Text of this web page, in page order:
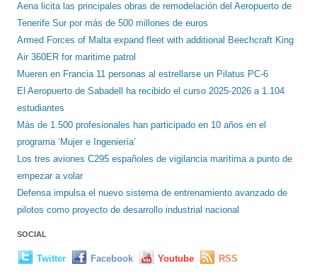
Aena licita las principales obras de remodelación del Aeropuerto de
Tenerife Sur por más de 500 millones de euros
Armed Forces of Malta expand fleet with additional Beechcraft King
Air 360ER for maritime patrol
Mueren en Francia 11 personas al estrellarse un Pilatus PC-6
El Aeropuerto de Sabadell ha recibido el curso 2025-2026 a 1.104
estudiantes
Más de 1.500 profesionales han participado en 10 años en el
programa ‘Mujer e Ingeniería’
Los tres aviones C295 españoles de vigilancia marítima a punto de
empezar a volar
Defensa impulsa el nuevo sistema de entrenamiento avanzado de
pilotos como proyecto de desarrollo industrial nacional
SOCIAL
Twitter Facebook Youtube RSS